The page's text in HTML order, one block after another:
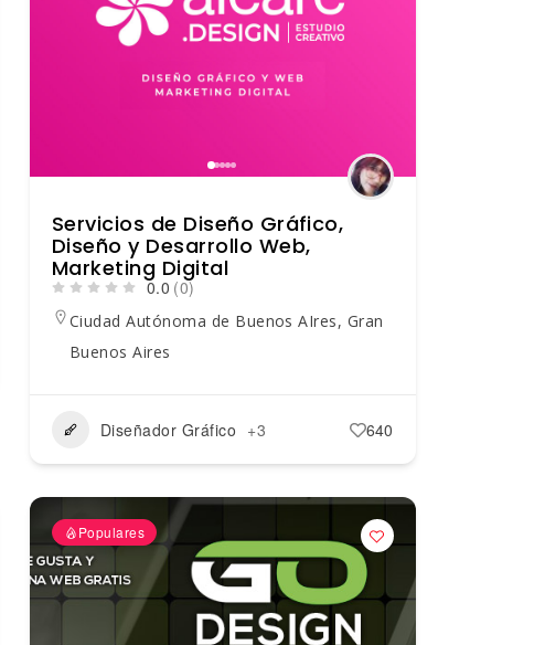
Servicios de Diseño Gráfico,
Diseño y Desarrollo Web,
Marketing Digital
0.0 (0)
Ciudad Autónoma de Buenos AIres, Gran
Buenos Aires
Diseñador Gráfico +3 640
Populares